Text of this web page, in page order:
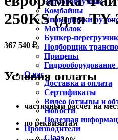
Комбайны
Упаковщики
Мотоблок
Бункер-
Подборщик
Прицепы
О нас
Доставка и оплата
Сертификаты
Видео (отзывы и
Новости
Полезная
Производители
Claas
250KS (для
367 540 ₽
Условия оплаты
частичный расчет на
по реквизитам